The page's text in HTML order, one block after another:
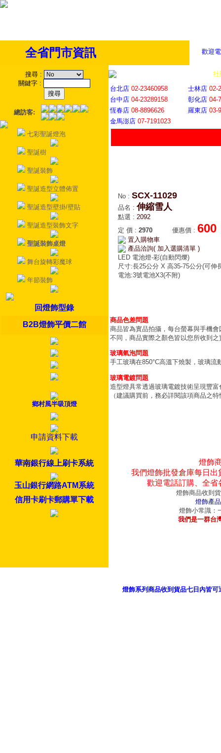
歡迎
全省門市資訊
搜尋 :
關鍵字 :
總訪客:
七彩聖誕燈泡
聖誕樹
聖誕裝飾
聖誕造型立體佈置
聖誕造型壁掛/壁貼
聖誕造型裝飾文字
聖誕裝飾桌燈
舞台旋轉彩魔球
年節裝飾
回燈飾型錄
B2B燈飾平價二館
鄉村風半吸頂燈
申請資料下載
華南銀行線上刷卡系統
玉山銀行網路ATM系統
信用卡刷卡郵購單下載
社
台北店 02-23460958 士林店 02-
台中店 04-23289158 彰化店 04-
恆春店 08-8896626 羅東店 03-
金馬澎店 07-7191023
No : SCX-11029
品名 :伸縮雪人
點選 : 2092
定 價 : 2970 優惠價 : 600
置入購物車
產品洽詢( 加入選購清單 )
LED 電池燈-彩(自動閃爍)
尺寸:長25公分 X 高35-75公分(可伸
電池:3號電池X3(不附)
商品色差問題
商品皆為實品拍攝，每台螢幕與手機
不同，商品實際之顏色皆以您所收到之
玻璃氣泡問題
手工玻璃在850°C高溫下燒製，玻璃
玻璃電鍍問題
造型燈具常透過玻璃電鍍技術呈現豐
（建議購買前，務必詳閱該項商品之
燈飾
我們燈飾批發倉庫每日
歡迎電話訂購、全
燈飾商品收到
燈飾產
燈飾小常識：
我們是一群台
燈飾系列商品收到貨品七日內皆